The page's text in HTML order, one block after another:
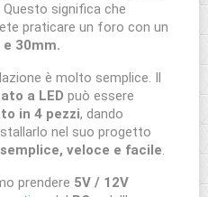
Questo significa che
praticare un foro con un
e 30mm.
è molto semplice. Il
a LED può essere
in 4 pezzi, dando
nel suo progetto
semplice, veloce e facile.
prendere 5V / 12V